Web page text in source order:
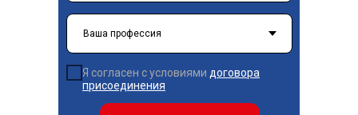
Я согласен с условиями договора
присоединения